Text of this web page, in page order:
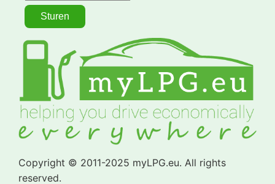
Copyright © 2011-2025 myLPG.eu. All rights
reserved.